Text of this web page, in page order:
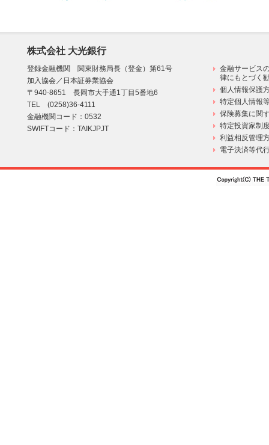
株式会社 大光銀行
登録金融機関 関東財務局長（登金）第61号
加入協会／日本証券業協会
〒940-8651 長岡市大手通1丁目5番地6
TEL (0258)36-4111
金融機関コード：0532
SWIFTコード：TAIKJPJT
金融サービス
律にもとづく
個人情報保護
特定個人情報
保険募集に関
特定投資家制
利益相反管理
電子決済等代